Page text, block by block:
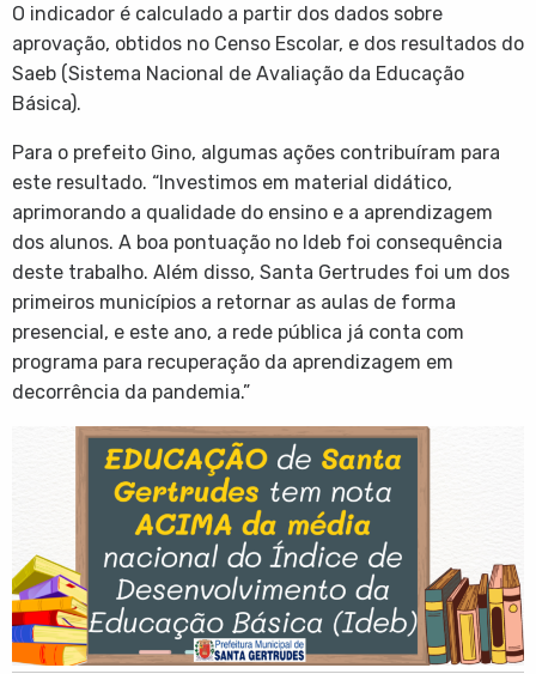
O indicador é calculado a partir dos dados sobre
aprovação, obtidos no Censo Escolar, e dos resultados do
Saeb (Sistema Nacional de Avaliação da Educação
Básica).
Para o prefeito Gino, algumas ações contribuíram para
este resultado. “Investimos em material didático,
aprimorando a qualidade do ensino e a aprendizagem
dos alunos. A boa pontuação no Ideb foi consequência
deste trabalho. Além disso, Santa Gertrudes foi um dos
primeiros municípios a retornar as aulas de forma
presencial, e este ano, a rede pública já conta com
programa para recuperação da aprendizagem em
decorrência da pandemia.”